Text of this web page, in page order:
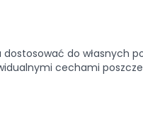
do własnych
cechami